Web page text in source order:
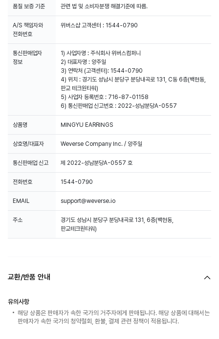
품질 보증 기준 관련 법 및 소비자분쟁 해결기준에 따름.
A/S 책임자와
전화번호
위버스샵 고객센터 : 1544-0790
통신판매업자
정보
1) 사업자명 : 주식회사 위버스컴퍼니
2) 대표자명 : 양주일
3) 연락처 (고객센터): 1544-0790
4) 위치 : 경기도 성남시 분당구 분당내곡로 131, C동 6층(백현동,
판교 테크원타워)
5) 사업자 등록번호 : 716-87-01158
6) 통신판매업 신고번호 : 2022-성남분당A-0557
상품명 MINGYU EARRINGS
상호명/대표자 Weverse Company Inc. / 양주일
통신판매업 신고 제 2022-성남분당A-0557 호
전화번호 1544-0790
EMAIL support@weverse.io
주소
경기도 성남시 분당구 분당내곡로 131, 6층(백현동,
판교테크원타워)
교환/반품 안내
유의사항
해당 상품은 판매자가 속한 국가의 거주자에게 판매됩니다. 해당 상품에 대해서는
판매자가 속한 국가의 청약철회, 환불, 결제 관련 정책이 적용됩니다.